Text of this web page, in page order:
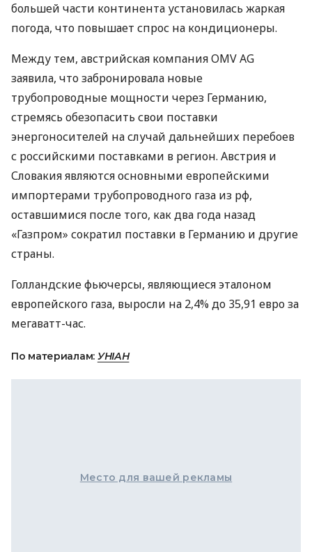
большей части континента установилась жаркая
погода, что повышает спрос на кондиционеры.
Между тем, австрийская компания OMV AG
заявила, что забронировала новые
трубопроводные мощности через Германию,
стремясь обезопасить свои поставки
энергоносителей на случай дальнейших перебоев
с российскими поставками в регион. Австрия и
Словакия являются основными европейскими
импортерами трубопроводного газа из рф,
оставшимися после того, как два года назад
«Газпром» сократил поставки в Германию и другие
страны.
Голландские фьючерсы, являющиеся эталоном
европейского газа, выросли на 2,4% до 35,91 евро за
мегаватт-час.
По материалам: УНІАН
Место для вашей рекламы